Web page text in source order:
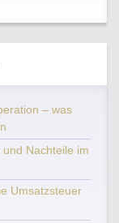
– was
Nachteile im
Umsatzsteuer